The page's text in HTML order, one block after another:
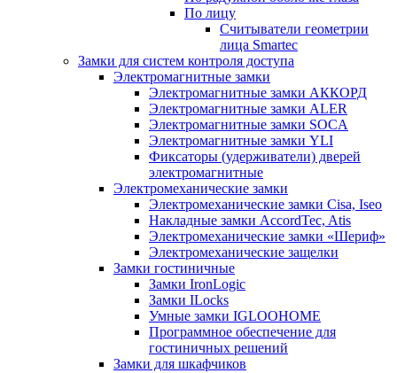
По лицу
Считыватели геометрии
лица Smartec
Замки для систем контроля доступа
Электромагнитные замки
Электромагнитные замки АККОРД
Электромагнитные замки ALER
Электромагнитные замки SOCA
Электромагнитные замки YLI
Фиксаторы (удерживатели) дверей
электромагнитные
Электромеханические замки
Электромеханические замки Cisa, Iseo
Накладные замки AccordTec, Atis
Электромеханические замки «Шериф»
Электромеханические защелки
Замки гостиничные
Замки IronLogic
Замки ILocks
Умные замки IGLOOHOME
Программное обеспечение для
гостиничных решений
Замки для шкафчиков